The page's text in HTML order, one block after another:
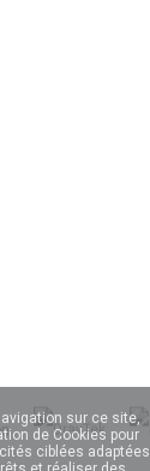
sur ce site,
de Cookies pour
ciblées adaptées